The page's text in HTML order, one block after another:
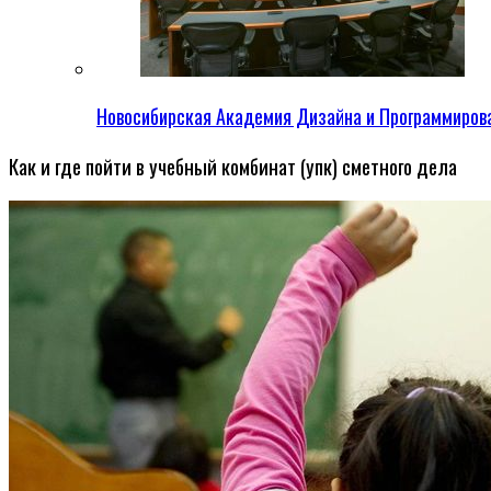
Новосибирская Академия Дизайна и
Как и где пойти в учебный комбинат (упк) сметного дела